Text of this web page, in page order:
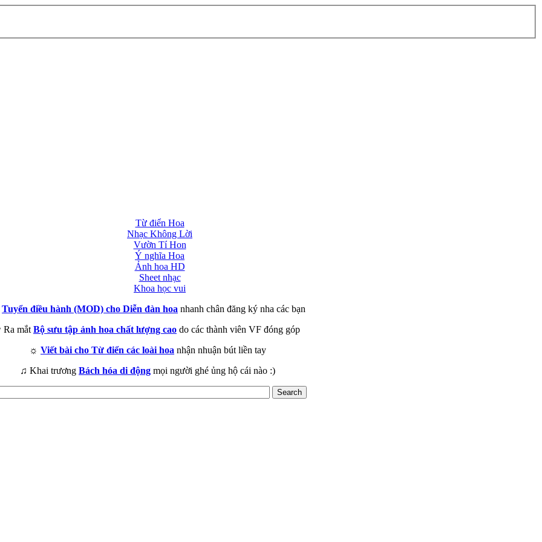
Từ điển Hoa
Nhạc Không Lời
Vườn Tí Hon
Ý nghĩa Hoa
Ảnh hoa HD
Sheet nhạc
Khoa học vui
Tuyển điều hành (MOD) cho Diễn đàn hoa nhanh chân đăng ký nha các bạn
Ra mắt Bộ sưu tập ảnh hoa chất lượng cao do các thành viên VF đóng góp
☼ Viết bài cho Từ điển các loài hoa nhận nhuận bút liền tay
♫ Khai trương Bách hóa di động mọi người ghé ủng hộ cái nào :)